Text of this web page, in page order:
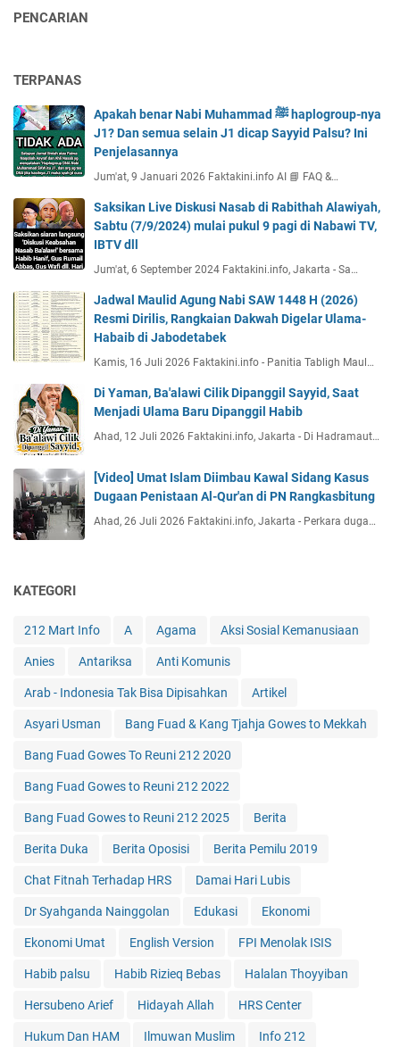
PENCARIAN
TERPANAS
Apakah benar Nabi Muhammad ﷺ haplogroup-nya
J1? Dan semua selain J1 dicap Sayyid Palsu? Ini
Penjelasannya
Jum'at, 9 Januari 2026 Faktakini.info AI 📘 FAQ &…
Saksikan Live Diskusi Nasab di Rabithah Alawiyah,
Sabtu (7/9/2024) mulai pukul 9 pagi di Nabawi TV,
IBTV dll
Jum'at, 6 September 2024 Faktakini.info, Jakarta - Sa…
Jadwal Maulid Agung Nabi SAW 1448 H (2026)
Resmi Dirilis, Rangkaian Dakwah Digelar Ulama-
Habaib di Jabodetabek
Kamis, 16 Juli 2026 Faktakini.info - Panitia Tabligh Maul…
Di Yaman, Ba'alawi Cilik Dipanggil Sayyid, Saat
Menjadi Ulama Baru Dipanggil Habib
Ahad, 12 Juli 2026 Faktakini.info, Jakarta - Di Hadramaut…
[Video] Umat Islam Diimbau Kawal Sidang Kasus
Dugaan Penistaan Al-Qur'an di PN Rangkasbitung
Ahad, 26 Juli 2026 Faktakini.info, Jakarta - Perkara duga…
KATEGORI
212 Mart Info A Agama Aksi Sosial Kemanusiaan
Anies Antariksa Anti Komunis
Arab - Indonesia Tak Bisa Dipisahkan Artikel
Asyari Usman Bang Fuad & Kang Tjahja Gowes to Mekkah
Bang Fuad Gowes To Reuni 212 2020
Bang Fuad Gowes to Reuni 212 2022
Bang Fuad Gowes to Reuni 212 2025 Berita
Berita Duka Berita Oposisi Berita Pemilu 2019
Chat Fitnah Terhadap HRS Damai Hari Lubis
Dr Syahganda Nainggolan Edukasi Ekonomi
Ekonomi Umat English Version FPI Menolak ISIS
Habib palsu Habib Rizieq Bebas Halalan Thoyyiban
Hersubeno Arief Hidayah Allah HRS Center
Hukum Dan HAM Ilmuwan Muslim Info 212